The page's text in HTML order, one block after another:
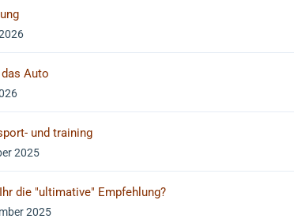
Auto
und training
2025
die "ultimative" Empfehlung?
2025